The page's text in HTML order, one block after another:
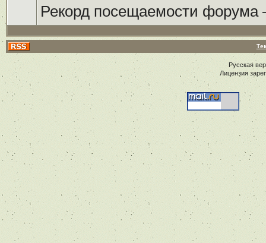
Рекорд посещаемости
Русская
Лицензия